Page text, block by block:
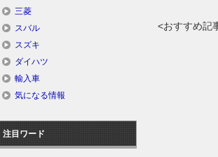
<おすすめ記
三菱
スバル
スズキ
ダイハツ
輸入車
気になる情報
注目ワード